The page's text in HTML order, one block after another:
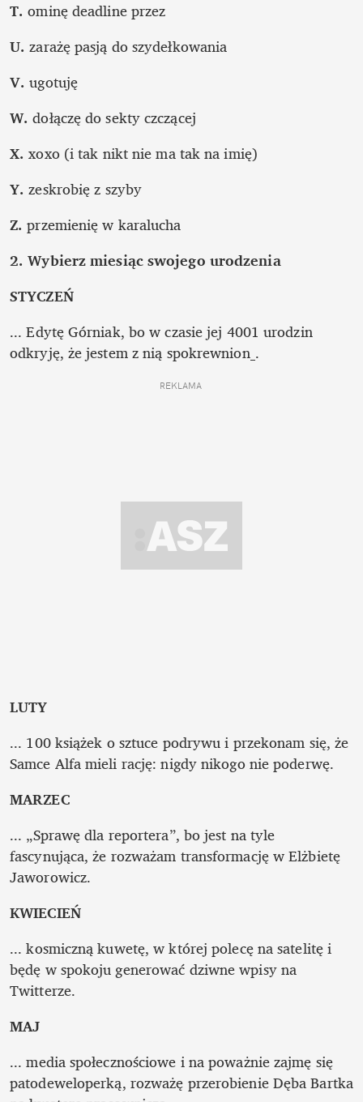
T. ominę deadline przez
U. zarażę pasją do szydełkowania
V. ugotuję
W. dołączę do sekty czczącej
X. xoxo (i tak nikt nie ma tak na imię)
Y. zeskrobię z szyby
Z. przemienię w karalucha
2. Wybierz miesiąc swojego urodzenia
STYCZEŃ
... Edytę Górniak, bo w czasie jej 4001 urodzin
odkryję, że jestem z nią spokrewnion_.
REKLAMA
LUTY
... 100 książek o sztuce podrywu i przekonam się, że
Samce Alfa mieli rację: nigdy nikogo nie poderwę.
MARZEC
... „Sprawę dla reportera”, bo jest na tyle
fascynująca, że rozważam transformację w Elżbietę
Jaworowicz.
KWIECIEŃ
... kosmiczną kuwetę, w której polecę na satelitę i
będę w spokoju generować dziwne wpisy na
Twitterze.
MAJ
... media społecznościowe i na poważnie zajmę się
patodeweloperką, rozważę przerobienie Dęba Bartka